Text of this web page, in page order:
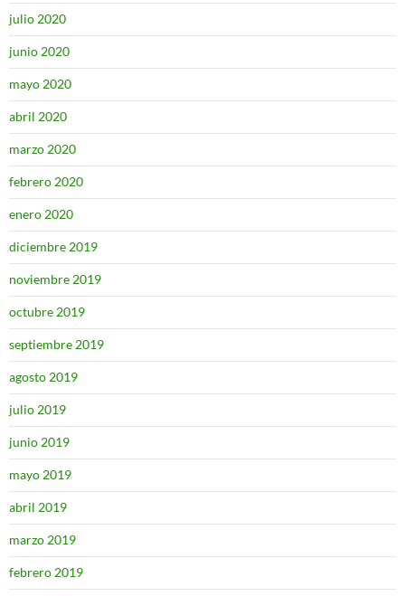
julio 2020
junio 2020
mayo 2020
abril 2020
marzo 2020
febrero 2020
enero 2020
diciembre 2019
noviembre 2019
octubre 2019
septiembre 2019
agosto 2019
julio 2019
junio 2019
mayo 2019
abril 2019
marzo 2019
febrero 2019